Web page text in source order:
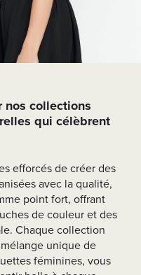
nos collections
qui célèbrent
efforcés de créer des
avec la qualité,
point fort, offrant
de couleur et des
Chaque collection
unique de
féminines, vous